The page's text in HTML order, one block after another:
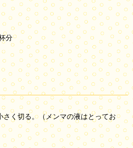
分
さく切る。（メンマの液はとってお